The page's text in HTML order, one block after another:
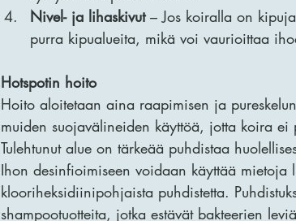
Nivel- ja lihaskivut – Jos koiralla on
purra kipualueita, mikä voi vaurioittaa
Hotspotin hoito
Hoito aloitetaan aina raapimisen ja
muiden suojavälineiden käyttöä, jotta koira ei
Tulehtunut alue on tärkeää puhdistaa
Ihon desinfioimiseen voidaan käyttää
klooriheksidiinipohjaista puhdistetta.
shampootuotteita, jotka estävät bakteerien